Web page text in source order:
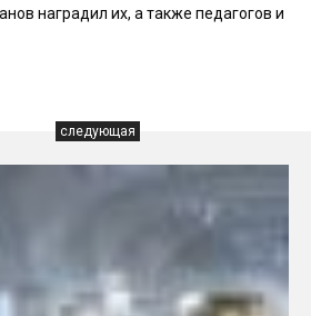
наградил их, а также педагогов и
следующая